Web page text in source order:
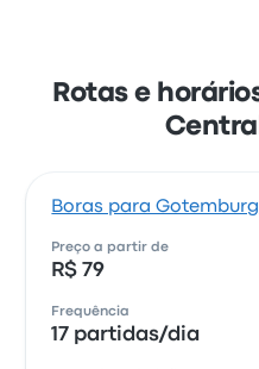
Rotas e
Boras para
Preço a partir de
R$ 79
Frequência
17 partidas/dia